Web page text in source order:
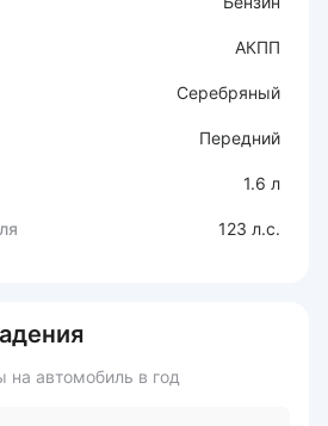
АКПП
Серебряный
Передний
1.6 л
123 л.с.
автомобиль в год